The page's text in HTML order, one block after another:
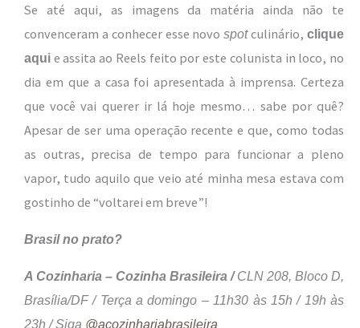
Se até aqui, as imagens da matéria ainda não te
convenceram a conhecer esse novospotculinário,clique
aqui e assita ao Reels feito por este colunista in loco, no
dia em que a casa foi apresentada à imprensa. Certeza
que você vai querer ir lá hoje mesmo… sabe por quê?
Apesar de ser uma operação recente e que, como todas
as outras, precisa de tempo para funcionar a pleno
vapor, tudo aquilo que veio até minha mesa estava com
gostinho de “voltarei em breve”!
Brasil no prato?
A Cozinharia – Cozinha Brasileira /CLN 208, Bloco D,
Brasília/DF / Terça a domingo – 11h30 às 15h / 19h às
23h / Siga @acozinhariabrasileira